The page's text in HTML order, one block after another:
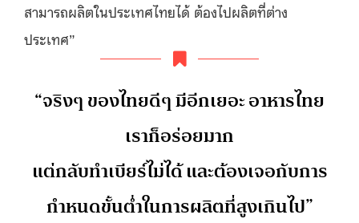
สามารถผลิตในประเทศไทยได้ ต้องไปผลิตที่ต่าง
ประเทศ”
“จริงๆ ของไทยดีๆ มีอีกเยอะ อาหารไทย
เราก็อร่อยมาก
แต่กลับทำเบียร์ไม่ได้ และต้องเจอกับการ
กำหนดขั้นต่ำในการผลิตที่สูงเกินไป”